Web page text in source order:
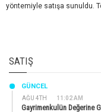
yöntemiyle satışa sunuldu.
SATIŞ
AĞU 4TH 11:02 AM
GÜNCEL
Gayrimenkulün Değerine